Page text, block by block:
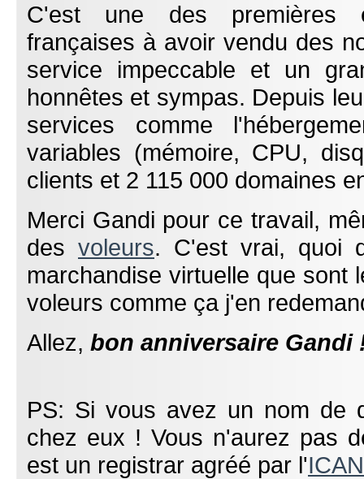
C'est une des premières
françaises à avoir vendu des
service impeccable et un
honnêtes et sympas. Depuis
services comme
variables (mémoire, CPU,
clients et 2 115 000 domaines
Merci Gandi pour ce travail,
des voleurs. C'est vrai, quoi
marchandise virtuelle que sont
voleurs comme ça j'en
Allez, bon anniversaire Gandi
PS: Si vous avez un nom de
chez eux ! Vous n'aurez pas
est un registrar agréé par l'